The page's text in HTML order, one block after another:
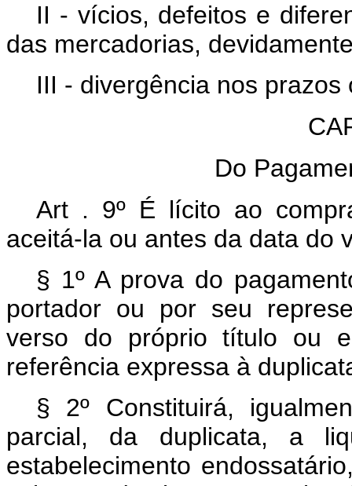
II - vícios, defeitos e
das mercadorias,
III - divergência nos
Do
Art . 9º É lícito ao
aceitá-la ou antes da data do
§ 1º A prova do
portador ou por seu
verso do próprio título ou
referência expressa à
§ 2º Constituirá,
parcial, da duplicata, a
estabelecimento